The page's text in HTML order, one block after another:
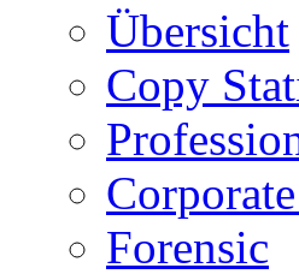
Übersicht
Copy
Forensic